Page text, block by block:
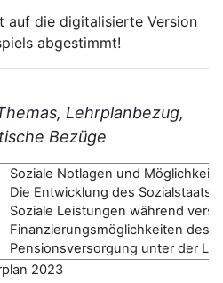
auf die digitalisierte Version
abgestimmt!
Lehrplanbezug,
Bezüge
Soziale Notlagen und
Die Entwicklung des Sozialstaats
Soziale Leistungen während
Finanzierungsmöglichkeiten des
Pensionsversorgung unter der
2023